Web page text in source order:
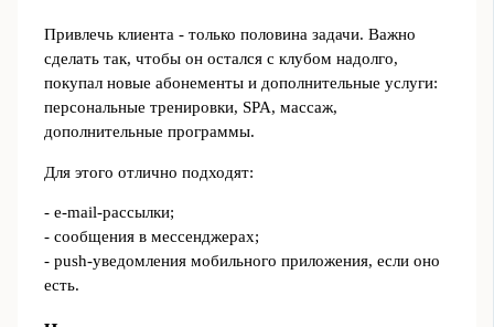
Привлечь клиента - только половина задачи. Важно
сделать так, чтобы он остался с клубом надолго,
покупал новые абонементы и дополнительные услуги:
персональные тренировки, SPA, массаж,
дополнительные программы.
Для этого отлично подходят:
- e-mail-рассылки;
- сообщения в мессенджерах;
- push-уведомления мобильного приложения, если оно
есть.